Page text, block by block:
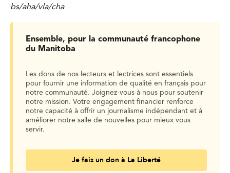
bs/aha/vla/cha
Ensemble, pour la communauté francophone
du Manitoba
Les dons de nos lecteurs et lectrices sont essentiels
pour fournir une information de qualité en français pour
notre communauté. Joignez-vous à nous pour soutenir
notre mission. Votre engagement financier renforce
notre capacité à offrir un journalisme indépendant et à
améliorer notre salle de nouvelles pour mieux vous
servir.
Je fais un don à La Liberté